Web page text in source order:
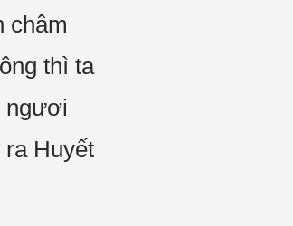
châm
thì ta
ngươi
Huyết